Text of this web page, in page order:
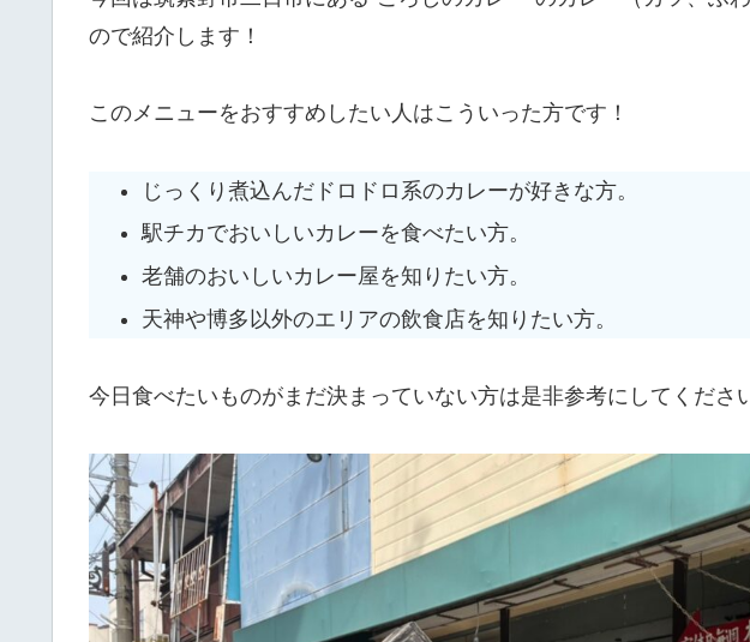
ので紹介します！
このメニューをおすすめしたい人はこういった方です！
じっくり煮込んだドロドロ系のカレーが好きな方。
駅チカでおいしいカレーを食べたい方。
老舗のおいしいカレー屋を知りたい方。
天神や博多以外のエリアの飲食店を知りたい方。
今日食べたいものがまだ決まっていない方は是非参考にしてくださ